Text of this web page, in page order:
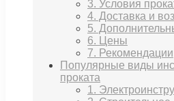
3. Условия
4. Доставка и
5.
6. Цены
7. Рекомендации
Популярные виды
проката
1.